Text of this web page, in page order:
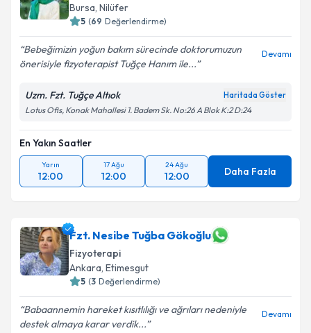
Bursa, Nilüfer
5 (69 Değerlendirme)
Bebeğimizin yoğun bakım sürecinde doktorumuzun
önerisiyle fizyoterapist Tuğçe Hanım ile...
Devamı
Uzm. Fzt. Tuğçe Altıok Haritada Göster
Lotus Ofis, Konak Mahallesi 1. Badem Sk. No:26 A Blok K:2 D:24
En Yakın Saatler
Yarın
12:00
17 Ağu
12:00
24 Ağu
12:00 Daha Fazla
Fzt. Nesibe Tuğba Gökoğlu
Fizyoterapi
Ankara, Etimesgut
5 (3 Değerlendirme)
Babaannemin hareket kısıtlılığı ve ağrıları nedeniyle
destek almaya karar verdik...
Devamı